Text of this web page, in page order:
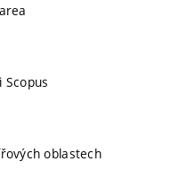
oblastech